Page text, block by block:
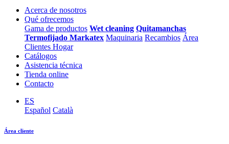
Acerca de nosotros
Qué ofrecemos
Gama de productos Wet cleaning Quitamanchas
Termofijado Markatex Maquinaria Recambios Área
Clientes Hogar
Catálogos
Asistencia técnica
Tienda online
Contacto
ES
Español Català
Área cliente